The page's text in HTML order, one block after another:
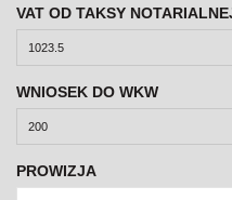
VAT OD TAKSY
WNIOSEK DO WKW
PROWIZJA